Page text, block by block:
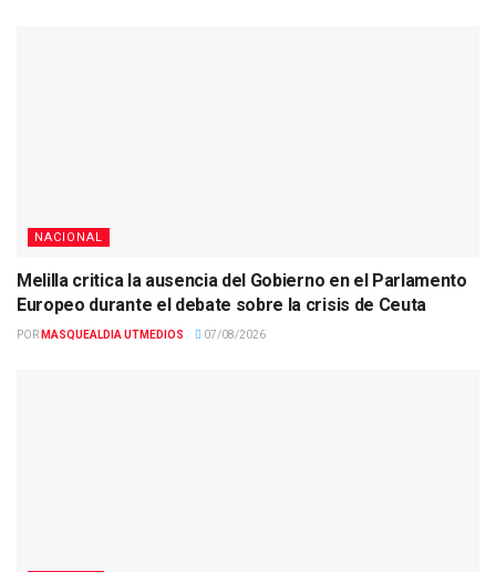
NACIONAL
Melilla critica la ausencia del Gobierno en el Parlamento
Europeo durante el debate sobre la crisis de Ceuta
POR MASQUEALDIA UTMEDIOS 07/08/2026